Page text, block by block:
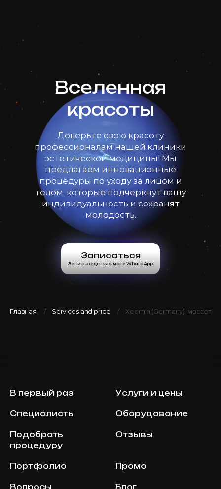
Вселенная
красоты
Доверьте свою красоту
профессионалам нашей клиники
эстетической медицины! Мы
предлагаем инновационные
процедуры по уходу за лицом и
телом, которые подчеркнут вашу
индивидуальность и сохранят
молодость.
Записаться
Запись ведется в чате WhatsApp
Главная Services and price Xeomin (Germany),
В первый раз Услуги и цены
Специалисты Оборудование
Подобрать
процедуру
Отзывы
Портфолио Промо
Вопросы Блог